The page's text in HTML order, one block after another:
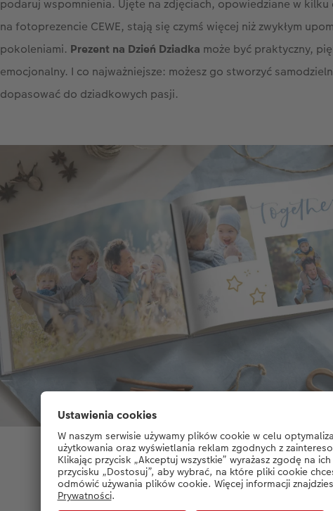
podaruj wspomnienia. Ujęte na zdjęciach, opowiedziane w kilku
na fotoprezencie CEWE, stają się czymś więcej niż zwykłym
pokoleniami. Prezent na Dzień Dziadka może być praktyczny,
emocjonalny. I co najważniejsze: możesz go stworzyć
dopasować do dziadkowych pasji.
Wyjątkowy prezent dla wyjątkowego dziadka